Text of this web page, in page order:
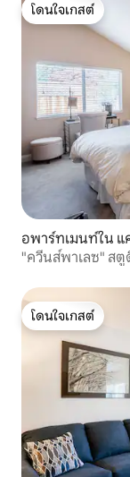
โดนใจเกสต์
โดนใจเกสต์
อพาร์ทเมนท์ใน แ
"ควีนส์พาเลซ" ส
โดนใจเกสต์
โดนใจเกสต์